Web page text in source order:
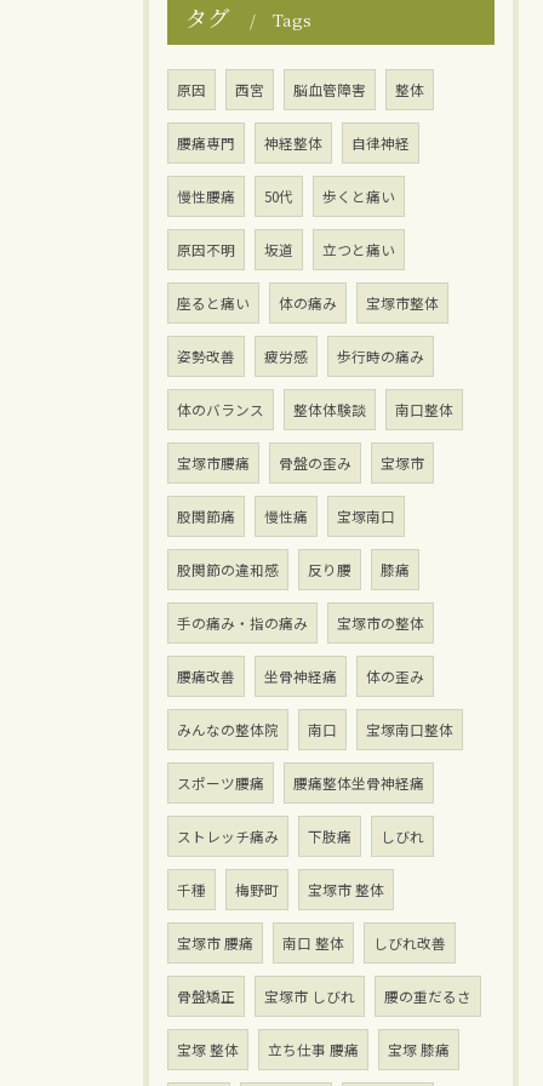
タグ Tags
原因 西宮 脳血管障害 整体
腰痛専門 神経整体 自律神経
慢性腰痛 50代 歩くと痛い
原因不明 坂道 立つと痛い
座ると痛い 体の痛み 宝塚市整体
姿勢改善 疲労感 歩行時の痛み
体のバランス 整体体験談 南口整体
宝塚市腰痛 骨盤の歪み 宝塚市
股関節痛 慢性痛 宝塚南口
股関節の違和感 反り腰 膝痛
手の痛み・指の痛み 宝塚市の整体
腰痛改善 坐骨神経痛 体の歪み
みんなの整体院 南口 宝塚南口整体
スポーツ腰痛 腰痛整体坐骨神経痛
ストレッチ痛み 下肢痛 しびれ
千種 梅野町 宝塚市 整体
宝塚市 腰痛 南口 整体 しびれ改善
骨盤矯正 宝塚市 しびれ 腰の重だるさ
宝塚 整体 立ち仕事 腰痛 宝塚 膝痛